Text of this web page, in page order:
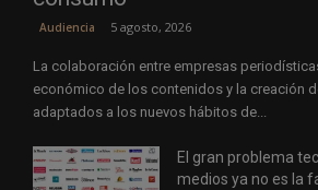
Audiencia 5 agosto, 2026
La colaboración entre empresas
económico de los contenidos y la creación
adaptados a los nuevos hábitos de...
El gran problema
medios ya no es la